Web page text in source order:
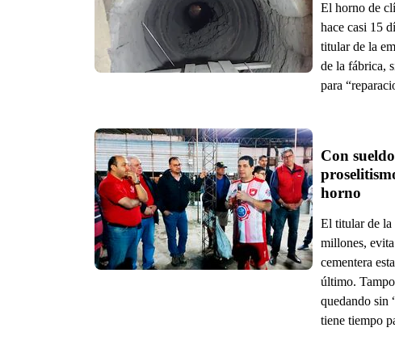
El horno de
hace casi 15
titular de la
de la fábrica,
para
Con
horno
El titular de la
millones,
cementera
último.
quedando sin
tiene tiempo